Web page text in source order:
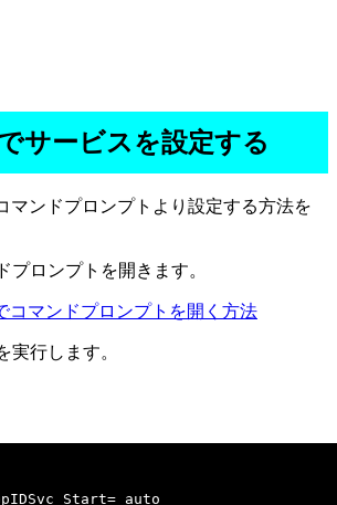
サービスを設定する
マンドプロンプトより設定する方法を
プロンプトを開きます。
コマンドプロンプトを開く方法
実行します。
Start= auto